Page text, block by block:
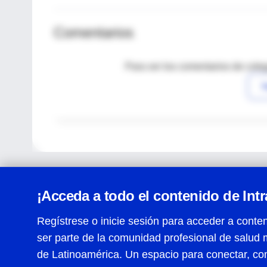
Comentarios
Para ver los comentarios de
¡Acceda a todo el contenido de
Regístrese o inicie sesión para acceder a
ser parte de la comunidad profesional de salud
de Latinoamérica. Un espacio para conectar,
Centro de Ayuda